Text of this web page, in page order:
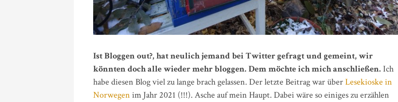
Ist Bloggen out?, hat neulich jemand bei Twitter gefragt und gemeint, wir
könnten doch alle wieder mehr bloggen. Dem möchte ich mich anschließen. Ich
habe diesen Blog viel zu lange brach gelassen. Der letzte Beitrag war überLesekioske in
Norwegen im Jahr 2021 (!!!). Asche auf mein Haupt. Dabei wäre so einiges zu erzählen